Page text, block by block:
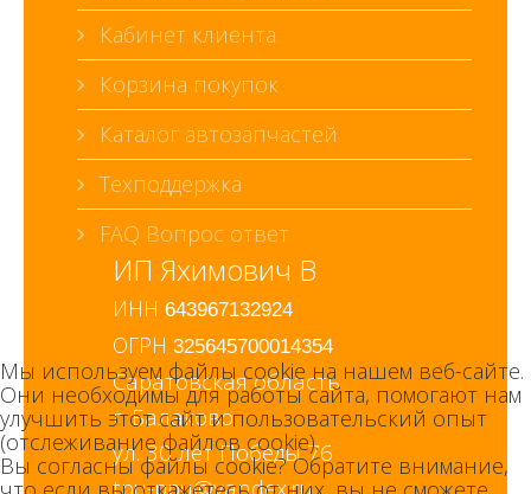
Кабинет клиента
Корзина покупок
Каталог автозапчастей
Техподдержка
FAQ Вопрос ответ
ИП Яхимович В
ИНН 643967132924
ОГРН 325645700014354
Саратовская область
г. Балаково
ул. 30 лет Победы 76
Мы используем файлы cookie на нашем веб-сайте.
Они необходимы для работы сайта, помогают нам
улучшить этот сайт и пользовательский опыт
(отслеживание файлов cookie).
Вы согласны файлы cookie? Обратите внимание,